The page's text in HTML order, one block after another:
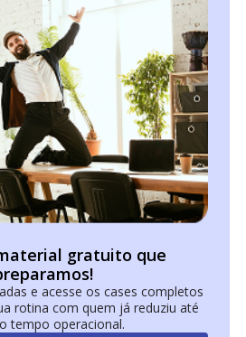
gratuito que
e acesse os cases completos
rotina com quem já reduziu até
tempo operacional.